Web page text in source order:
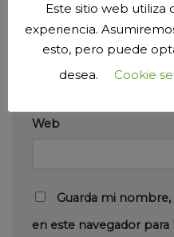
Correo electrónico*
Web
Guarda mi
en este navegador
Este sitio web utiliza
experiencia.
esto, pero puede
desea.
Cookie